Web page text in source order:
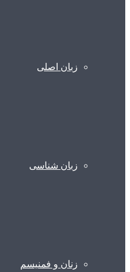
زبان اصلی
زبان شناسی
زنان و فمنیسم